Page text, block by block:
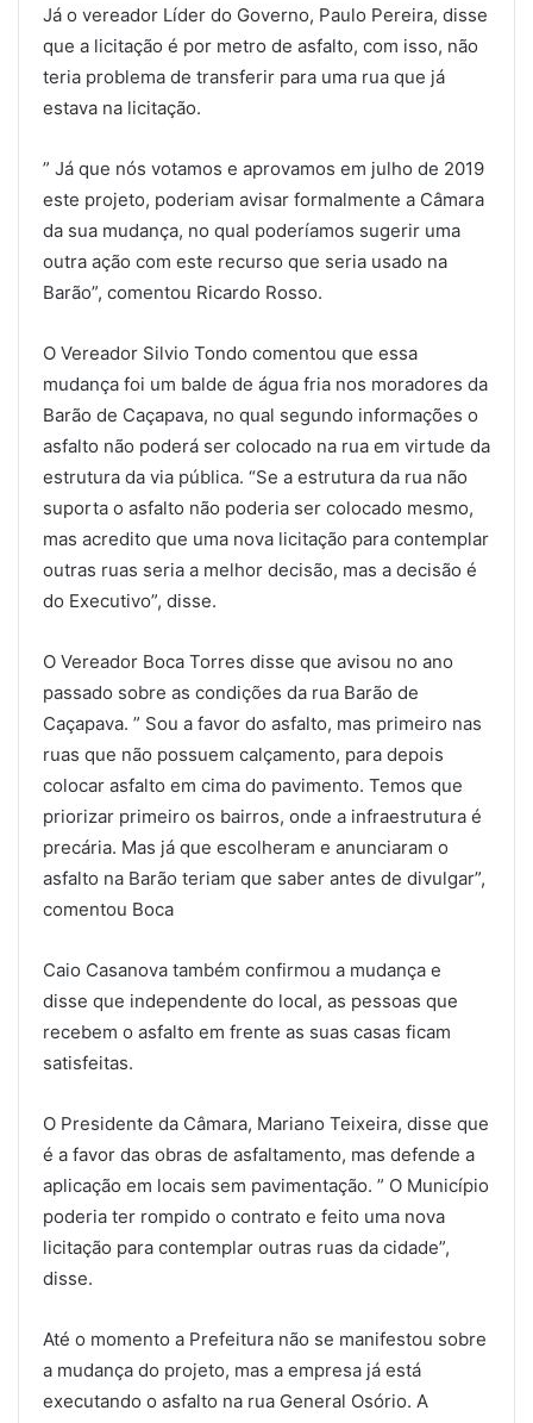
Já o vereador Líder do Governo, Paulo Pereira, disse
que a licitação é por metro de asfalto, com isso, não
teria problema de transferir para uma rua que já
estava na licitação.
” Já que nós votamos e aprovamos em julho de 2019
este projeto, poderiam avisar formalmente a Câmara
da sua mudança, no qual poderíamos sugerir uma
outra ação com este recurso que seria usado na
Barão”, comentou Ricardo Rosso.
O Vereador Silvio Tondo comentou que essa
mudança foi um balde de água fria nos moradores da
Barão de Caçapava, no qual segundo informações o
asfalto não poderá ser colocado na rua em virtude da
estrutura da via pública. “Se a estrutura da rua não
suporta o asfalto não poderia ser colocado mesmo,
mas acredito que uma nova licitação para contemplar
outras ruas seria a melhor decisão, mas a decisão é
do Executivo”, disse.
O Vereador Boca Torres disse que avisou no ano
passado sobre as condições da rua Barão de
Caçapava. ” Sou a favor do asfalto, mas primeiro nas
ruas que não possuem calçamento, para depois
colocar asfalto em cima do pavimento. Temos que
priorizar primeiro os bairros, onde a infraestrutura é
precária. Mas já que escolheram e anunciaram o
asfalto na Barão teriam que saber antes de divulgar”,
comentou Boca
Caio Casanova também confirmou a mudança e
disse que independente do local, as pessoas que
recebem o asfalto em frente as suas casas ficam
satisfeitas.
O Presidente da Câmara, Mariano Teixeira, disse que
é a favor das obras de asfaltamento, mas defende a
aplicação em locais sem pavimentação. ” O Município
poderia ter rompido o contrato e feito uma nova
licitação para contemplar outras ruas da cidade”,
disse.
Até o momento a Prefeitura não se manifestou sobre
a mudança do projeto, mas a empresa já está
executando o asfalto na rua General Osório. A